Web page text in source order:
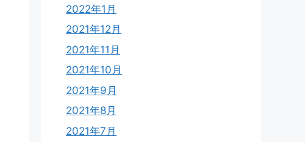
2022年1月
2021年12月
2021年11月
2021年10月
2021年9月
2021年8月
2021年7月